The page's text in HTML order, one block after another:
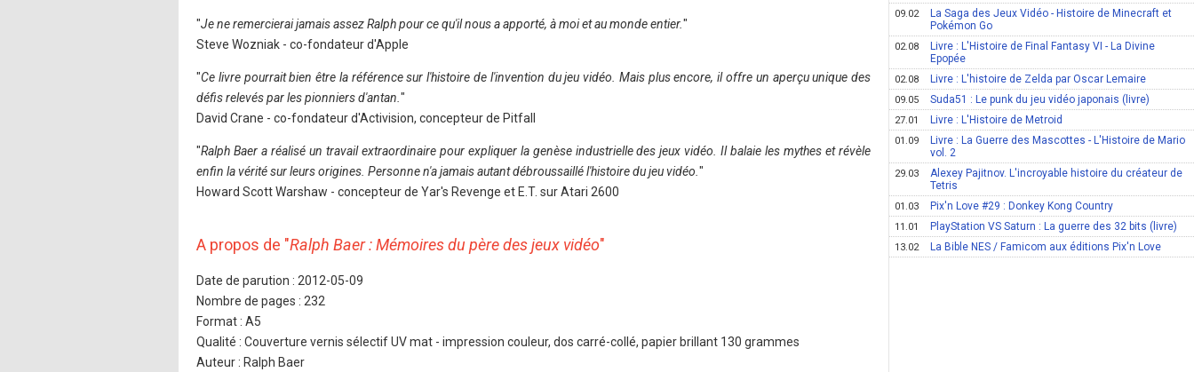
"Je ne remercierai jamais assez Ralph pour ce qu'il nous a apporté, à moi et au monde entier."
Steve Wozniak - co-fondateur d'Apple
"Ce livre pourrait bien être la référence sur l'histoire de l'invention du jeu vidéo. Mais plus encore, il offre un aperçu unique des
défis relevés par les pionniers d'antan. "
David Crane - co-fondateur d'Activision, concepteur de Pitfall
"Ralph Baer a réalisé un travail extraordinaire pour expliquer la genèse industrielle des jeux vidéo. Il balaie les mythes et révèle
enfin la vérité sur leurs origines. Personne n'a jamais autant débroussaillé l'histoire du jeu vidéo. "
Howard Scott Warshaw - concepteur de Yar's Revenge et E.T. sur Atari 2600
A propos de "Ralph Baer : Mémoires du père des jeux vidéo"
Date de parution : 2012-05-09
Nombre de pages : 232
Format : A5
Qualité : Couverture vernis sélectif UV mat - impression couleur, dos carré-collé, papier brillant 130 grammes
Auteur : Ralph Baer
09.02
La Saga des Jeux Vidéo - Histoire de Minecraft et
Pokémon Go
02.08
Livre : L'Histoire de Final Fantasy VI - La Divine
Epopée
02.08 Livre : L'histoire de Zelda par Oscar Lemaire
09.05 Suda51 : Le punk du jeu vidéo japonais (livre)
27.01 Livre : L'Histoire de Metroid
01.09
Livre : La Guerre des Mascottes - L'Histoire de Mario
vol. 2
29.03
Alexey Pajitnov. L'incroyable histoire du créateur de
Tetris
01.03 Pix'n Love #29 : Donkey Kong Country
11.01 PlayStation VS Saturn : La guerre des 32 bits (livre)
13.02 La Bible NES / Famicom aux éditions Pix'n Love